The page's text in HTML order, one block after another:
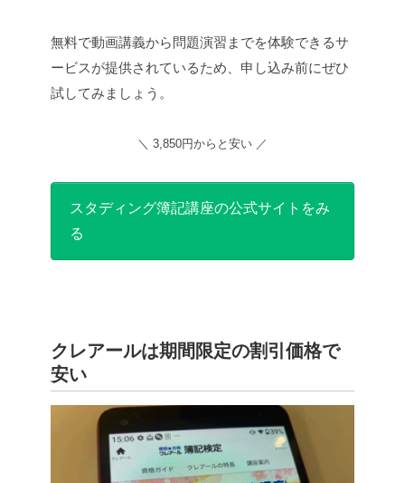
無料で動画講義から問題演習までを体験できるサ
ービスが提供されているため、申し込み前にぜひ
試してみましょう。
＼ 3,850円からと安い ／
スタディング簿記講座の公式サイトをみ
る
クレアールは期間限定の割引価格で
安い